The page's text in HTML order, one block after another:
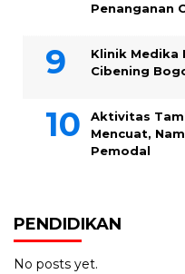
Penanganan
Klinik Medika
Cibening
Aktivitas
Mencuat,
Pemodal
PENDIDIKAN
No posts yet.